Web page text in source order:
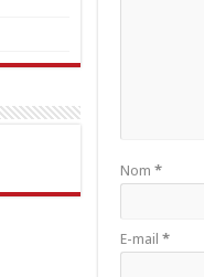
Nom *
E-mail *